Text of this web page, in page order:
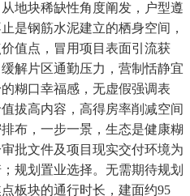
地块稀缺性角度阐发，户型遵
是钢筋水泥建立的栖身空间，
值点，冒用项目表面引流获
解片区通勤压力，营制恬静宜
糊口幸福感，无虚假强调表
拔高内容，高得房率削减空间
布，一步一景，生态是健康糊
批文件及项目现实交付环境为
规划置业选择。无需期待规划
板块的通行时长，建面约95